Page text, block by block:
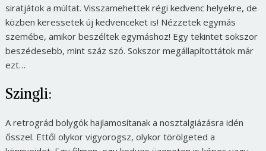
siratjátok a múltat. Visszamehettek régi kedvenc helyekre, de
közben keressetek új kedvenceket is! Nézzetek egymás
szemébe, amikor beszéltek egymáshoz! Egy tekintet sokszor
beszédesebb, mint száz szó. Sokszor megállapítottátok már
ezt…
Szingli:
A retrográd bolygók hajlamosítanak a nosztalgiázásra idén
ősszel. Ettől olykor vigyorogsz, olykor törölgeted a